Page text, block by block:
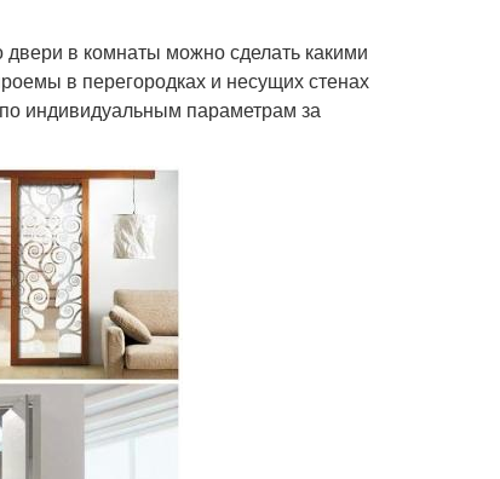
двери в комнаты можно сделать какими
в перегородках и несущих стенах
индивидуальным параметрам за